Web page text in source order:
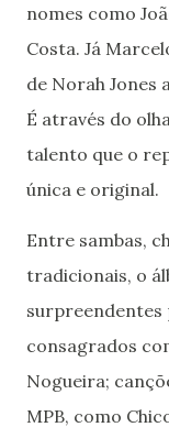
nomes como
Costa. Já
de Norah Jones
É através do
talento que o
única e original.
Entre sambas,
tradicionais, o
surpreendentes
consagrados
Nogueira;
MPB, como